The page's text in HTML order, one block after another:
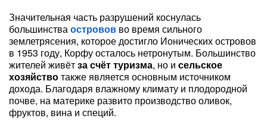
Значительная часть разрушений коснулась
большинстваостровов во время сильного
землетрясения, которое достигло Ионических островов
в 1953 году, Корфу осталось нетронутым. Большинство
жителей живётза счёт туризма, но и сельское
хозяйствотакже является основным источником
дохода. Благодаря влажному климату и плодородной
почве, на материке развито производство оливок,
фруктов, вина и специй.